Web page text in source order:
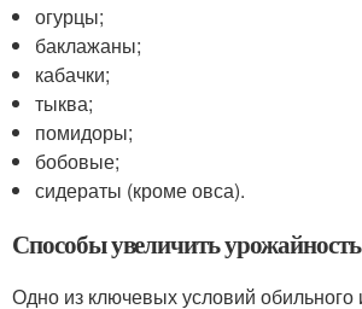
огурцы;
баклажаны;
кабачки;
тыква;
помидоры;
бобовые;
сидераты (кроме овса).
Способы увеличить
Одно из ключевых условий обильного